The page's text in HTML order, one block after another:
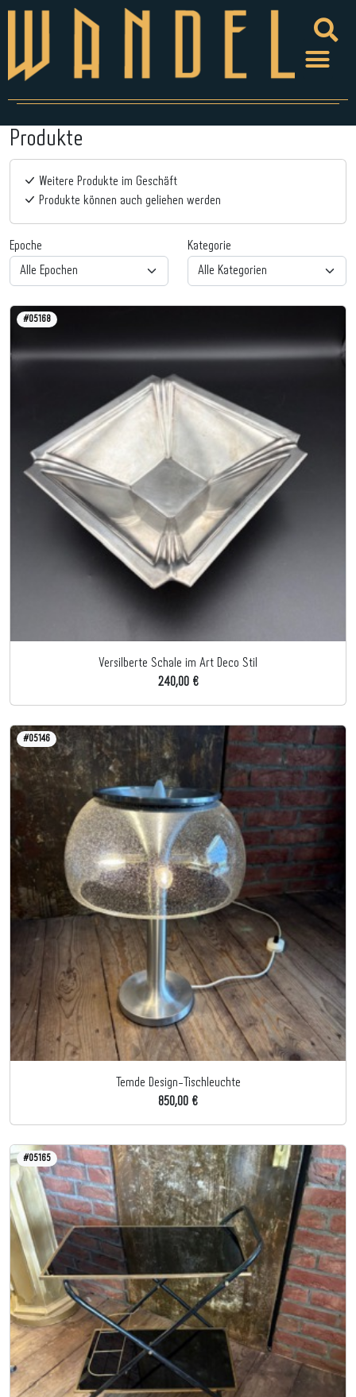
Produkte
Weitere Produkte im Geschäft
Produkte können auch geliehen werden
Epoche Kategorie
#05168
Versilberte Schale im Art Deco Stil
240,00 €
#05146
Temde Design-Tischleuchte
850,00 €
#05165